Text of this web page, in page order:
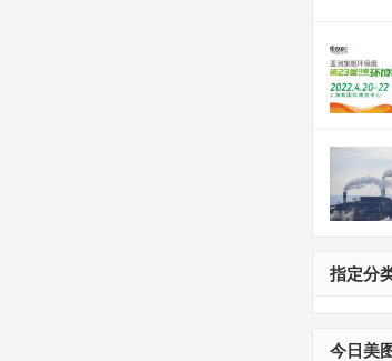
指定分
今日美